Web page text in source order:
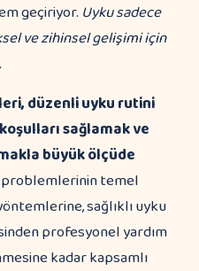
geçiriyor. Uyku sadece
ve zihinsel gelişimi için
düzenli uyku rutini
sağlamak ve
büyük ölçüde
problemlerinin temel
sağlıklı uyku
profesyonel yardım
kadar kapsamlı